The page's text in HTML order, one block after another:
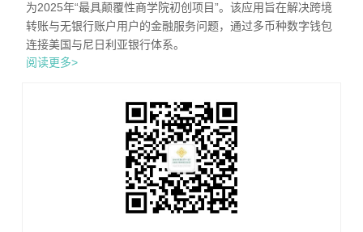
为2025年“最具颠覆性商学院初创项目”。该应用旨在解决跨境
转账与无银行账户用户的金融服务问题，通过多币种数字钱包
连接美国与尼日利亚银行体系。
阅读更多>